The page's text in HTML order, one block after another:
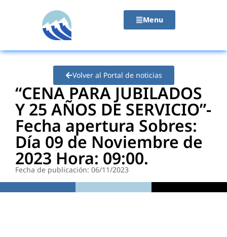
Menu
Volver al Portal de noticias
“CENA PARA JUBILADOS
Y 25 AÑOS DE SERVICIO”-
Fecha apertura Sobres:
Día 09 de Noviembre de
2023 Hora: 09:00.
Fecha de publicación: 06/11/2023